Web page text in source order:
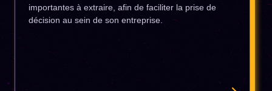
importantes à extraire, afin de faciliter la prise de
décision au sein de son entreprise.